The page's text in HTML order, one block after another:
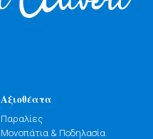
Αξιοθέατα
Παραλίες
Μονοπάτια & Ποδηλασία